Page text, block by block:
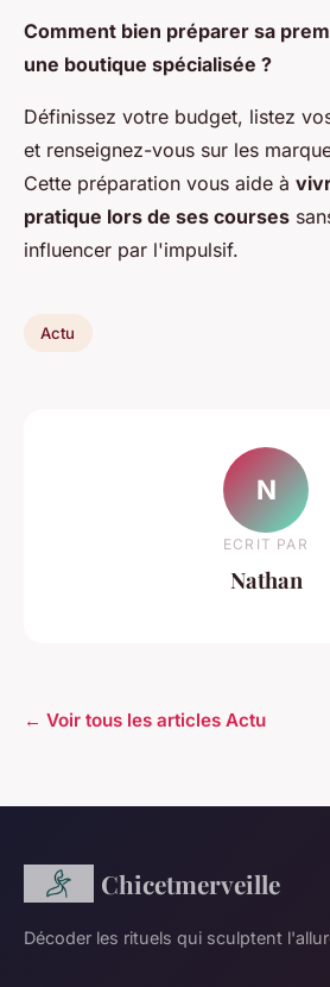
Comment bien préparer sa
une boutique spécialisée ?
Définissez votre budget, listez
et renseignez-vous sur les
Cette préparation vous aide à
pratique lors de ses courses
influencer par l'impulsif.
Actu
N
ECRIT PAR
Nathan
← Voir tous les articles Actu
Chicetmerveille
Décoder les rituels qui sculptent